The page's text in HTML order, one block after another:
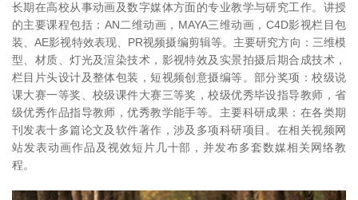
长期在高校从事动画及数字媒体方面的专业教学与研究工作。讲授
的主要课程包括：AN二维动画，MAYA三维动画，C4D影视栏目包
装、AE影视特效表现、PR视频摄编剪辑等。主要研究方向：三维模
型、材质、灯光及渲染技术，影视特效及实景拍摄后期合成技术，
栏目片头设计及整体包装，短视频创意摄编等。部分奖项：校级说
课大赛一等奖、校级课件大赛三等奖，校级优秀毕设指导教师，省
级优秀作品指导教师，优秀教学能手等。主要科研成果：在各类期
刊发表十多篇论文及软件著作，涉及多项科研项目。在相关视频网
站发表动画作品及视效短片几十部，并发布多套数媒相关网络教
程。